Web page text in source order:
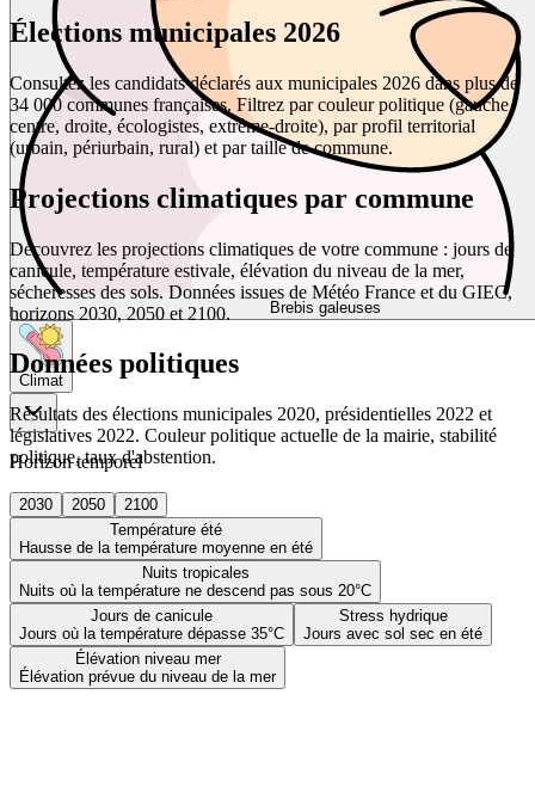
Brebis galeuses
Climat
Horizon temporel
2030 2050
2100
Température été
Hausse de la température moyenne en été
Nuits tropicales
Nuits où la température ne descend pas sous 20°C
Jours de canicule
Jours où la température dépasse 35°C
Stress hydrique
Jours avec sol sec en été
Élévation niveau mer
Élévation prévue du niveau de la mer
Élections municipales 2026
Consultez les candidats déclarés aux municipales 2026 dans plus de
34 000 communes françaises. Filtrez par couleur politique (gauche,
centre, droite, écologistes, extrême-droite), par profil territorial
(urbain, périurbain, rural) et par taille de commune.
Projections climatiques par commune
Découvrez les projections climatiques de votre commune : jours de
canicule, température estivale, élévation du niveau de la mer,
sécheresses des sols. Données issues de Météo France et du GIEC,
horizons 2030, 2050 et 2100.
Données politiques
Résultats des élections municipales 2020, présidentielles 2022 et
législatives 2022. Couleur politique actuelle de la mairie, stabilité
politique, taux d'abstention.